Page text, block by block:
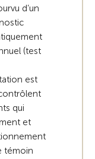
d’un
(test
est
qui
et
témoin